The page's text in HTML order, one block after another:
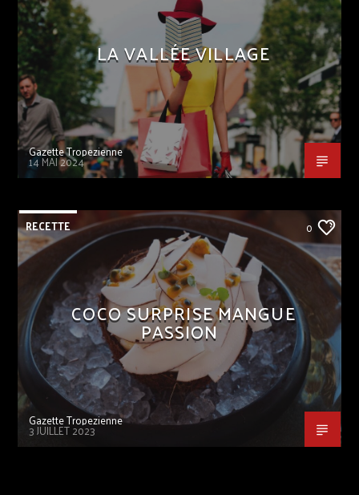
LA VALLÉE VILLAGE
Gazette Tropezienne
14 MAI 2024
RECETTE 0
COCO SURPRISE MANGUE
PASSION
Gazette Tropezienne
3 JUILLET 2023